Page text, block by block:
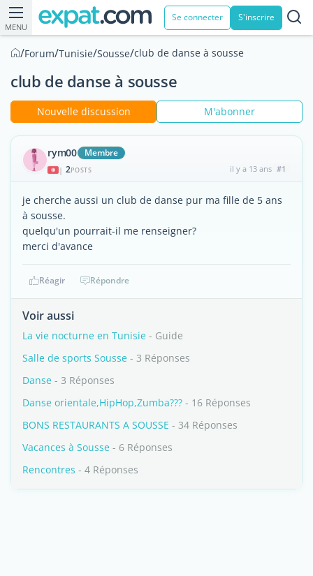
MENU
Se connecter S'inscrire
/Forum/Tunisie/Sousse/club de danse à sousse
club de danse à sousse
Nouvelle discussion M'abonner
rym00 Membre
| 2POSTS il y a 13 ans #1
je cherche aussi un club de danse pur ma fille de 5 ans
à sousse.
quelqu'un pourrait-il me renseigner?
merci d'avance
Réagir Répondre
Voir aussi
La vie nocturne en Tunisie - Guide
Salle de sports Sousse - 3 Réponses
Danse - 3 Réponses
Danse orientale,HipHop,Zumba??? - 16 Réponses
BONS RESTAURANTS A SOUSSE - 34 Réponses
Vacances à Sousse - 6 Réponses
Rencontres - 4 Réponses